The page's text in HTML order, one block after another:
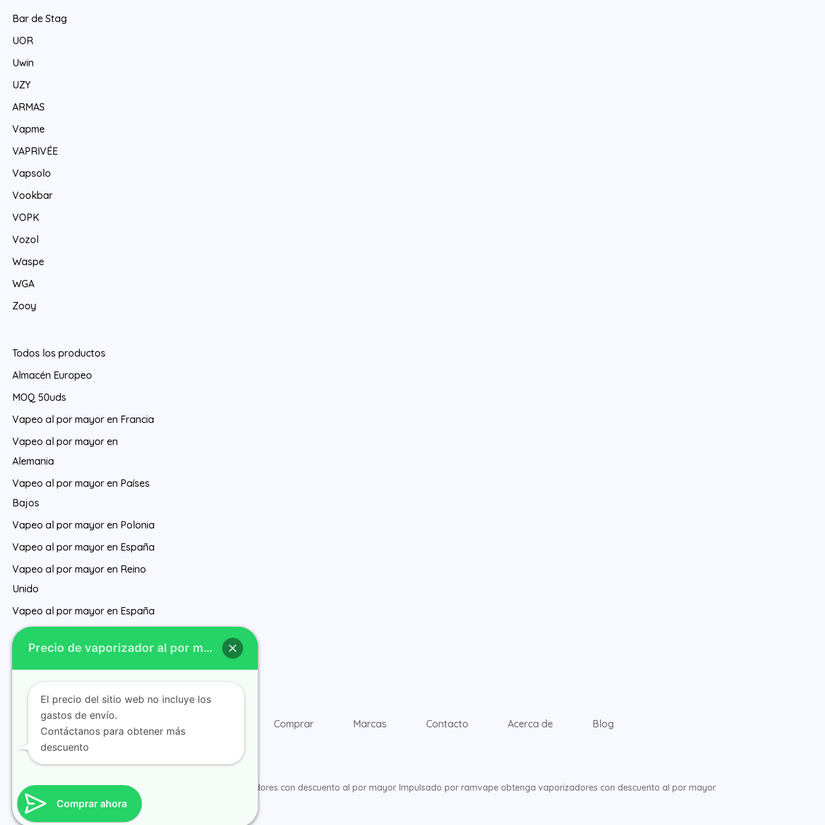
Bar de Stag
UOR
Uwin
UZY
ARMAS
Vapme
VAPRIVÉE
Vapsolo
Vookbar
VOPK
Vozol
Waspe
WGA
Zooy
Todos los productos
Almacén Europeo
MOQ 50uds
Vapeo al por mayor en Francia
Vapeo al por mayor en
Alemania
Vapeo al por mayor en Países
Bajos
Vapeo al por mayor en Polonia
Vapeo al por mayor en España
Vapeo al por mayor en Reino
Unido
Vapeo al por mayor en España
Comprar Marcas Contacto Acerca de Blog
© 2025 ramvape obtenga vaporizadores con descuento al por mayor. Impulsado por ramvape obtenga vaporizadores con descuento al por mayor.
Comprar ahora
Precio de vaporizador al por mayor
El precio del sitio web no incluye los
gastos de envío.
Contáctanos para obtener más
descuento